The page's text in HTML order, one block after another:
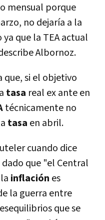
mensual porque
no dejaría a la
que la TEA actual
Albornoz.
que, si el objetivo
tasa real ex ante en
técnicamente no
tasa en abril.
cuando dice
que "el Central
inflación es
la guerra entre
que se